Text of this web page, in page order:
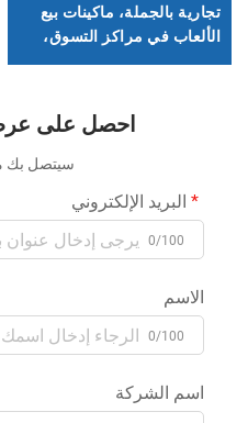
تجارية بالجملة، ماكينات بيع
الألعاب في مراكز التسوق،
احصل على
سيتصل بك
البريد الإلكتروني
0/100
الاسم
0/100
اسم الشركة